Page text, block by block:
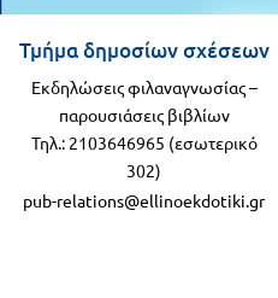
Τμήμα δημοσίων σχέσεων
Εκδηλώσεις φιλαναγνωσίας –
παρουσιάσεις βιβλίων
Τηλ.: 2103646965 (εσωτερικό
302)
pub-relations@ellinoekdotiki.gr